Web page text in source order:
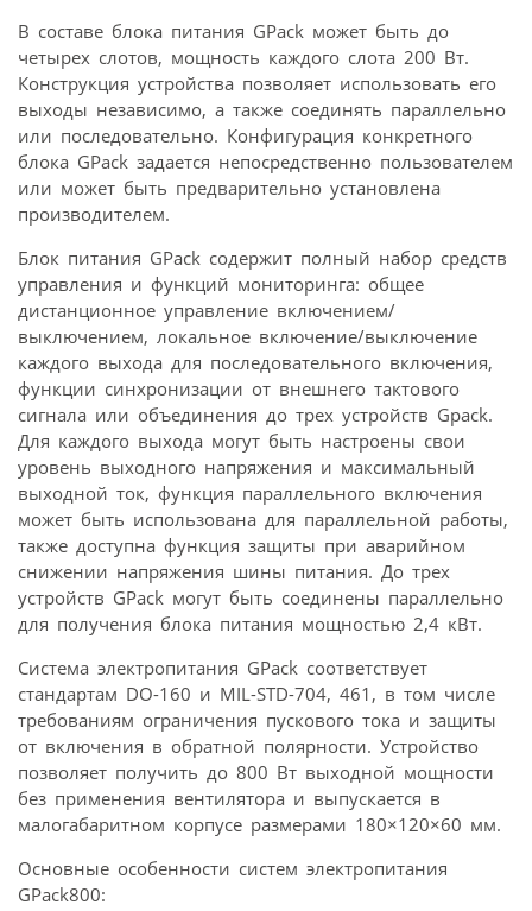
В составе блока питания GPack может быть до
четырех слотов, мощность каждого слота 200 Вт.
Конструкция устройства позволяет использовать его
выходы независимо, а также соединять параллельно
или последовательно. Конфигурация конкретного
блока GPack задается непосредственно пользователем
или может быть предварительно установлена
производителем.
Блок питания GPack содержит полный набор средств
управления и функций мониторинга: общее
дистанционное управление включением/
выключением, локальное включение/выключение
каждого выхода для последовательного включения,
функции синхронизации от внешнего тактового
сигнала или объединения до трех устройств Gpack.
Для каждого выхода могут быть настроены свои
уровень выходного напряжения и максимальный
выходной ток, функция параллельного включения
может быть использована для параллельной работы,
также доступна функция защиты при аварийном
снижении напряжения шины питания. До трех
устройств GPack могут быть соединены параллельно
для получения блока питания мощностью 2,4 кВт.
Система электропитания GPack соответствует
стандартам DO-160 и MIL-STD-704, 461, в том числе
требованиям ограничения пускового тока и защиты
от включения в обратной полярности. Устройство
позволяет получить до 800 Вт выходной мощности
без применения вентилятора и выпускается в
малогабаритном корпусе размерами 180×120×60 мм.
Основные особенности систем электропитания
GPack800: